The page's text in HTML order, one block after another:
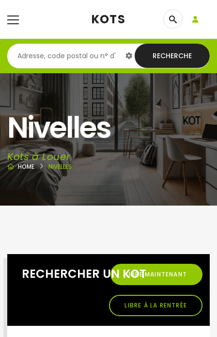
KOTS
RECHERCHE
Nivelles
Kots à Louer
HOME NIVELLES
RECHERCHER UN KOTLIBRE MAINTENANT
LIBRE À LA RENTRÉE